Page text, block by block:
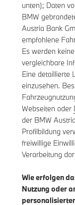
unten); Daten
BMW
Austria Bank
empfohlene
Es werden
vergleichbare
Eine detaillierte
einzusehen.
Webseiten oder
der BMW
Profilbildung
freiwillige
Verarbeitung
Wie erfolgen
Nutzung oder